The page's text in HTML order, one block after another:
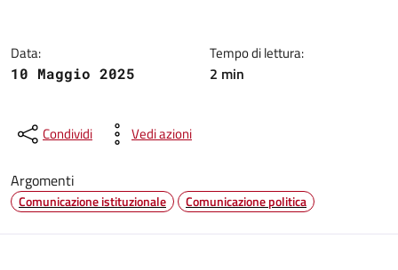
Data:
10 Maggio 2025
Tempo di lettura:
2 min
Condividi Vedi azioni
Argomenti
Comunicazione istituzionale Comunicazione politica